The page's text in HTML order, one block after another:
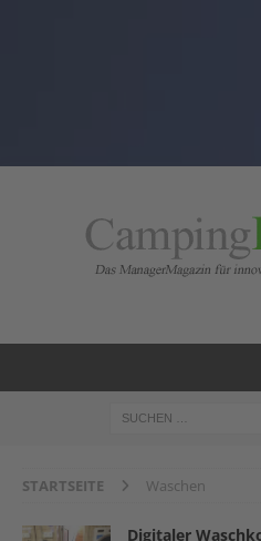
STARTSEITE Waschen
Digitaler